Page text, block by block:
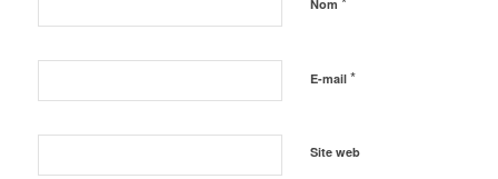
Nom
E-mail *
Site web